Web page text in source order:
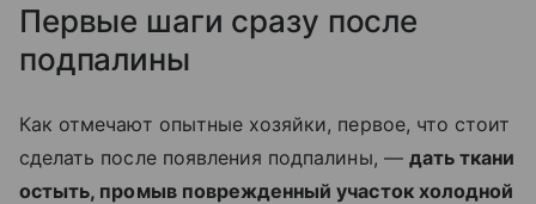
Первые шаги сразу после
подпалины
Как отмечают опытные хозяйки, первое, что стоит
сделать после появления подпалины, — дать ткани
остыть, промыв поврежденный участок холодной